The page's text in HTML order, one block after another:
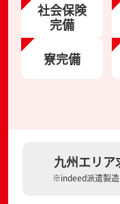
社会保険
完備
寮完備
九州エリ
※indeed派遣製造